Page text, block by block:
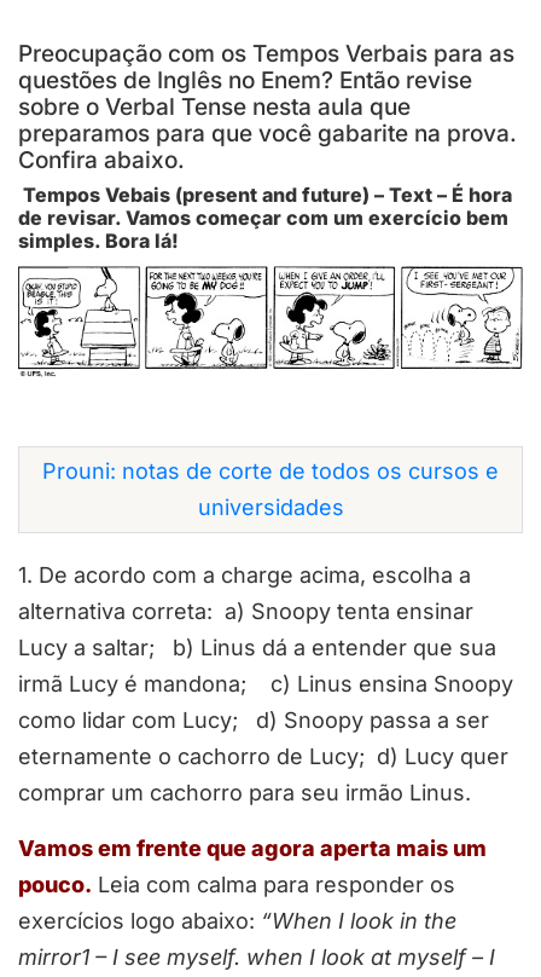
Preocupação com os Tempos Verbais para as
questões de Inglês no Enem? Então revise
sobre o Verbal Tense nesta aula que
preparamos para que você gabarite na prova.
Confira abaixo.
Tempos Vebais (present and future) – Text – É hora
de revisar. Vamos começar com um exercício bem
simples. Bora lá!
Prouni: notas de corte de todos os cursos e
universidades
1. De acordo com a charge acima, escolha a
alternativa correta: a) Snoopy tenta ensinar
Lucy a saltar; b) Linus dá a entender que sua
irmã Lucy é mandona; c) Linus ensina Snoopy
como lidar com Lucy; d) Snoopy passa a ser
eternamente o cachorro de Lucy; d) Lucy quer
comprar um cachorro para seu irmão Linus.
Vamos em frente que agora aperta mais um
pouco. Leia com calma para responder os
exercícios logo abaixo: “When I look in the
mirror1 – I see myself. when I look at myself– I